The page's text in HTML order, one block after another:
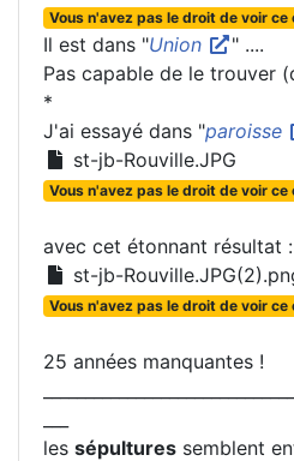
Vous n'avez pas le droit de voir ce
Il est dans "Union
" ....
Pas capable de le trouver
*
J'ai essayé dans "paroisse
st-jb-Rouville.JPG
Vous n'avez pas le droit de voir ce
avec cet étonnant résultat :
st-jb-
Vous n'avez pas le droit de voir ce
25 années manquantes !
les sépultures semblent